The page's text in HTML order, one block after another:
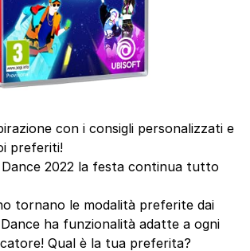
con i consigli personalizzati e
preferiti!
2022 la festa continua tutto
tornano le modalità preferite dai
ha funzionalità adatte a ogni
Qual è la tua preferita?